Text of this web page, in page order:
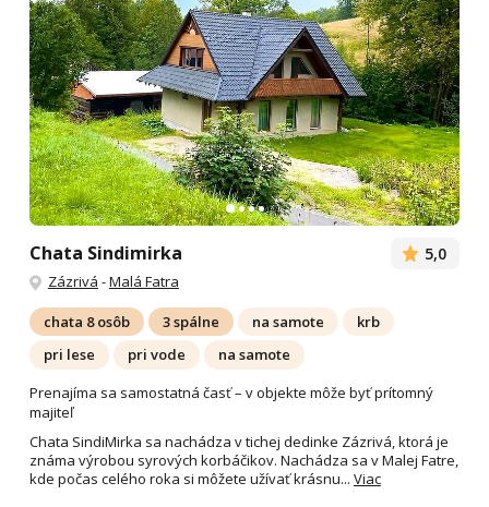
Chata Sindimirka 5,0
Zázrivá -Malá Fatra
chata 8 osôb 3 spálne na samote
krb
pri lese
pri vode
na samote
Prenajíma sa samostatná časť – v objekte môže byť prítomný
majiteľ
Chata SindiMirka sa nachádza v tichej dedinke Zázrivá, ktorá je
známa výrobou syrových korbáčikov. Nachádza sa v Malej Fatre,
kde počas celého roka si môžete užívať krásnu... Viac